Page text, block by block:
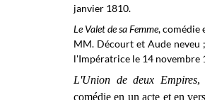
janvier 1810.
Le Valet de sa Femme, comédie
MM. Décourt et Aude neveu
l'Impératrice le 14 novembre
L'Union de deux Empires,
comédie en un acte et en